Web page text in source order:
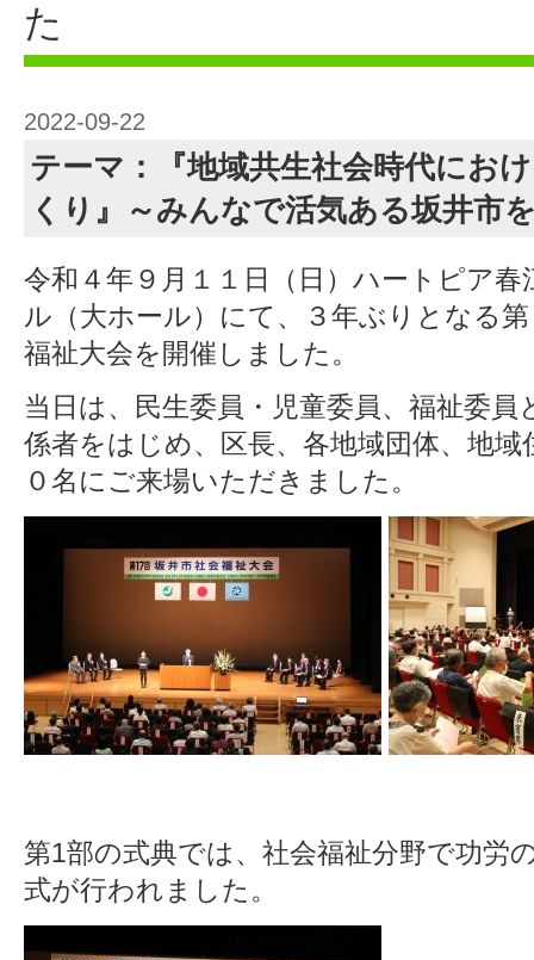
た
2022-09-22
テーマ：『地域共生社会時代にお
くり』～みんなで活気ある坂井市
令和４年９月１１日（日）ハートピア
ル（大ホール）にて、３年ぶりとなる
福祉大会を開催しました。
当日は、民生委員・児童委員、福祉委員
係者をはじめ、区長、各地域団体、地域
０名にご来場いただきました。
第1部の式典では、社会福祉分野で功労
式が行われました。